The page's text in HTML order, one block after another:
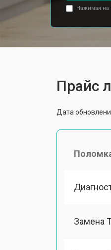
Нажимая на
Прайс
Дата
Замена